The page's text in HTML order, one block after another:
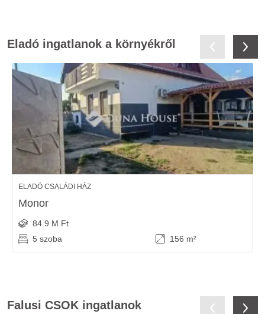
Eladó ingatlanok a környékről
ELADÓ CSALÁDI HÁZ
Monor
84.9 M Ft
5 szoba
156 m²
Falusi CSOK ingatlanok